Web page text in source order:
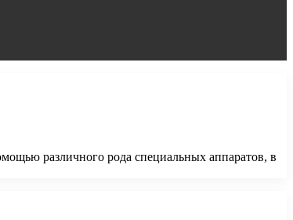
различного рода специальных аппаратов, в